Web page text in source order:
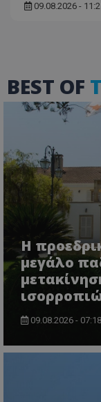
09.08.2026 -
BEST OF
Η
μεγάλο
09.08.2026 - 07:18